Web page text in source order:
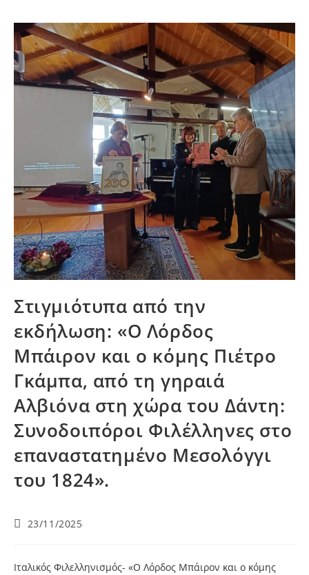
Στιγμιότυπα από την
εκδήλωση: «Ο Λόρδος
Μπάιρον και ο κόμης Πιέτρο
Γκάμπα, από τη γηραιά
Αλβιόνα στη χώρα του Δάντη:
Συνοδοιπόροι Φιλέλληνες στο
επαναστατημένο Μεσολόγγι
του 1824».
23/11/2025
Ιταλικός Φιλελληνισμός- «Ο Λόρδος Μπάιρον και ο κόμης